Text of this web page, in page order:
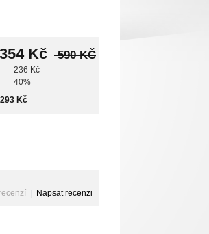
354 Kč 590 KČ
236 Kč
40%
Kč
Napsat recenzi